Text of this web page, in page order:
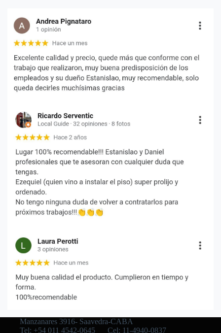
Manzanares 3916- Saavedra-CABA
Tel: +54 011 4542-0645
Cel: 11-4940-0837